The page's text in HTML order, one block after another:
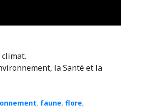
la Santé et la
, faune, flore,